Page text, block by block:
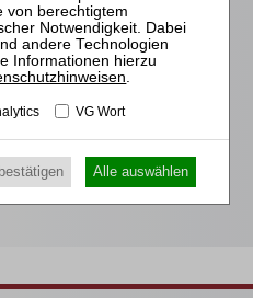
.
VG Wort
Alle auswählen